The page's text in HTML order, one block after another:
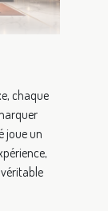
chaque
joue un